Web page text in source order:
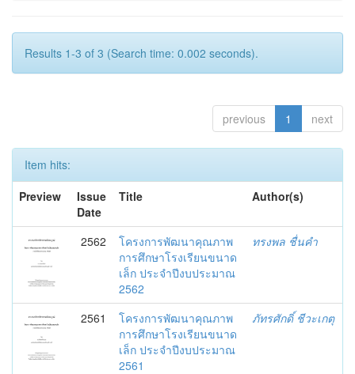
Results 1-3 of 3 (Search time: 0.002 seconds).
previous 1 next
Item hits:
Preview
Issue
Date
Title Author(s)
2562
โครงการพัฒนาคุณภาพ
การศึกษาโรงเรียนขนาด
เล็ก ประจำปีงบประมาณ
2562
ทรงพล ชื่นคำ
2561
โครงการพัฒนาคุณภาพ
การศึกษาโรงเรียนขนาด
เล็ก ประจำปีงบประมาณ
2561
ภัทรศักดิ์ ชีวะเกตุ